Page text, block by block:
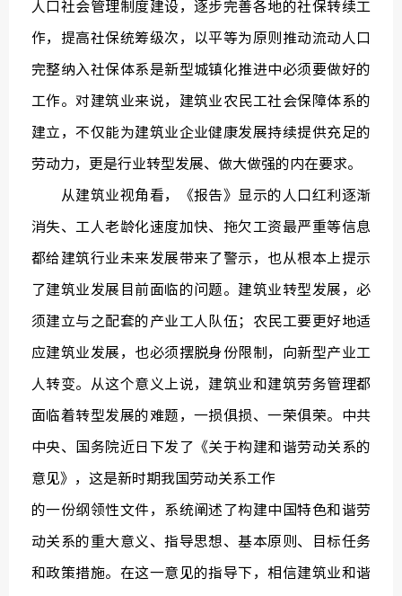
人口社会管理制度建设，逐步完善各地的社保转续工
作，提高社保统筹级次，以平等为原则推动流动人口
完整纳入社保体系是新型城镇化推进中必须要做好的
工作。对建筑业来说，建筑业农民工社会保障体系的
建立，不仅能为建筑业企业健康发展持续提供充足的
劳动力，更是行业转型发展、做大做强的内在要求。
从建筑业视角看，《报告》显示的人口红利逐渐
消失、工人老龄化速度加快、拖欠工资最严重等信息
都给建筑行业未来发展带来了警示，也从根本上提示
了建筑业发展目前面临的问题。建筑业转型发展，必
须建立与之配套的产业工人队伍；农民工要更好地适
应建筑业发展，也必须摆脱身份限制，向新型产业工
人转变。从这个意义上说，建筑业和建筑劳务管理都
面临着转型发展的难题，一损俱损、一荣俱荣。中共
中央、国务院近日下发了《关于构建和谐劳动关系的
意见》，这是新时期我国劳动关系工作
的一份纲领性文件，系统阐述了构建中国特色和谐劳
动关系的重大意义、指导思想、基本原则、目标任务
和政策措施。在这一意见的指导下，相信建筑业和谐